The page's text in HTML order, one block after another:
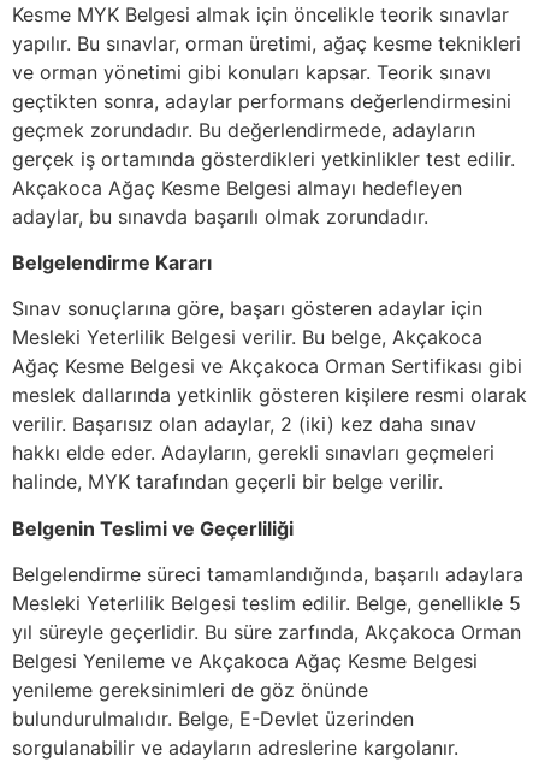
Kesme MYK Belgesi almak için öncelikle teorik sınavlar
yapılır. Bu sınavlar, orman üretimi, ağaç kesme teknikleri
ve orman yönetimi gibi konuları kapsar. Teorik sınavı
geçtikten sonra, adaylar performans değerlendirmesini
geçmek zorundadır. Bu değerlendirmede, adayların
gerçek iş ortamında gösterdikleri yetkinlikler test edilir.
Akçakoca Ağaç Kesme Belgesi almayı hedefleyen
adaylar, bu sınavda başarılı olmak zorundadır.
Belgelendirme Kararı
Sınav sonuçlarına göre, başarı gösteren adaylar için
Mesleki Yeterlilik Belgesi verilir. Bu belge, Akçakoca
Ağaç Kesme Belgesi ve Akçakoca Orman Sertifikası gibi
meslek dallarında yetkinlik gösteren kişilere resmi olarak
verilir. Başarısız olan adaylar, 2 (iki) kez daha sınav
hakkı elde eder. Adayların, gerekli sınavları geçmeleri
halinde, MYK tarafından geçerli bir belge verilir.
Belgenin Teslimi ve Geçerliliği
Belgelendirme süreci tamamlandığında, başarılı adaylara
Mesleki Yeterlilik Belgesi teslim edilir. Belge, genellikle 5
yıl süreyle geçerlidir. Bu süre zarfında, Akçakoca Orman
Belgesi Yenileme ve Akçakoca Ağaç Kesme Belgesi
yenileme gereksinimleri de göz önünde
bulundurulmalıdır. Belge, E-Devlet üzerinden
sorgulanabilir ve adayların adreslerine kargolanır.